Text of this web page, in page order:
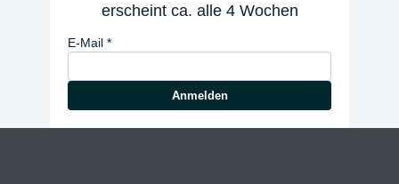
erscheint ca. alle 4 Wochen
E-Mail
Anmelden